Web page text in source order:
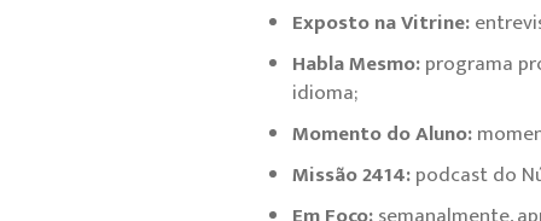
Exposto na Vitrine:
Habla Mesmo:programa
idioma;
Momento do Aluno:
Missão 2414:podcast do